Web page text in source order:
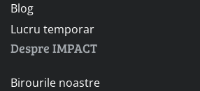
Blog
Lucru temporar
Despre IMPACT
Birourile noastre